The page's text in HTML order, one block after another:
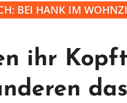
BEI HANK IM
ihr
das